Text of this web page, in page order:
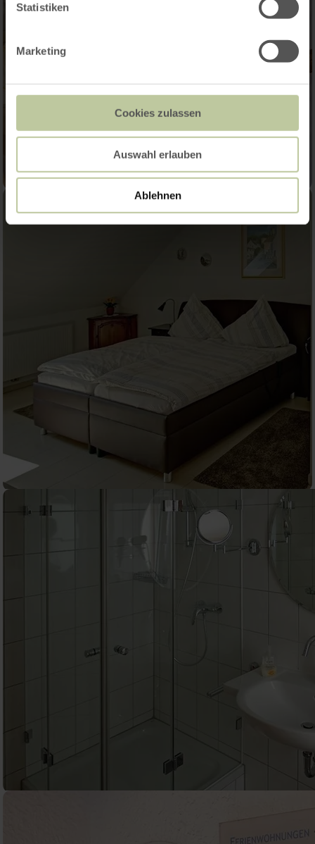
Statistiken
Marketing
Cookies zulassen
Auswahl erlauben
Ablehnen